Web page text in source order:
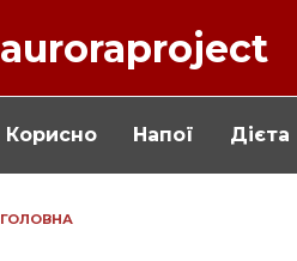
auroraproject
Корисно Напої Дієта
ГОЛОВНА